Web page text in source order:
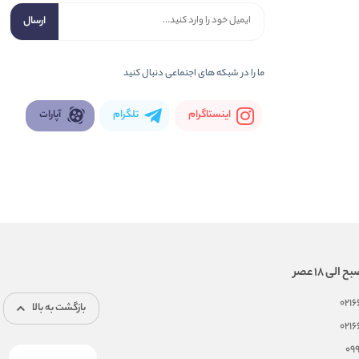
ارسال
ما را در شبكه های اجتماعی دنبال کنید
اینستاگرام تلگرام آپارات
بازگشت به بالا